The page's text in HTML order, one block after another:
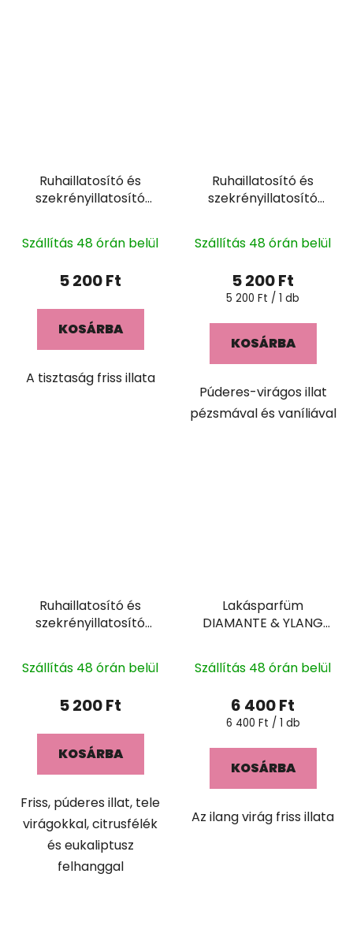
Ruhaillatosító és
szekrényillatosító
Szállítás 48 órán belül
5 200 Ft
KOSÁRBA
A tisztaság friss illata
Ruhaillatosító és
szekrényillatosító
Szállítás 48 órán belül
5 200 Ft
Egységár:
5 200 Ft / 1 db
KOSÁRBA
Púderes-virágos illat
pézsmával és vaníliával
Ruhaillatosító és
szekrényillatosító
Szállítás 48 órán belül
5 200 Ft
KOSÁRBA
Friss, púderes illat, tele
virágokkal, citrusfélék
és eukaliptusz
felhanggal
Lakásparfüm
DIAMANTE & YLANG
Szállítás 48 órán belül
6 400 Ft
Egységár:
6 400 Ft / 1 db
KOSÁRBA
Az ilang virág friss illata